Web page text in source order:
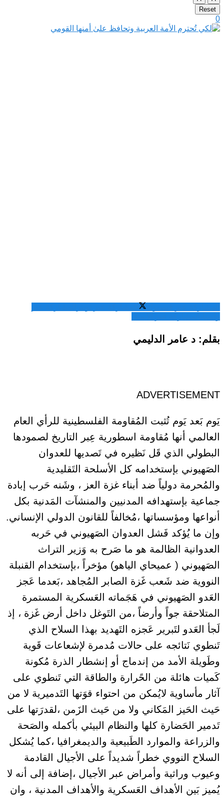
Reset
0
بقلم: د عامر الدليمي
ADVERTISEMENT
يَوم بَعد يَوم تُثبت المُقاومة الفلسطينية للرأي العام
العالمي أنها مُقاومة اسطورية عِبر التاريخ لصمودها
البطولي الذي قَل نَظيره في تَصديها للعدوان
الصَهيوني بإستخدامه كل الأسلحة التَقليدية
والمُحرمة دولياً ضد أبناء غزة العز ، وشَنه حَرب إبادة
جماعية بإستهدافه المدنيين والمنشآت المَدنية بكل
أنواعها ومؤسساتها ،مُخالفاً للقانون الدولي الإنساني.
وإن ما يُؤكد فَشل العدوان الصَهيوني في حَربه
العدوانية الظالمة هو ما صَرح به وَزير التراث
الصَهيوني ( عميحاي الياهو) مؤخراً ،بإستخدام القنبلة
النووية ضد شَعب غَزة الصابر المُجاهد ،بَعدما عَجز
العَدو الصَهيوني في هَجَماته العَسكرية المستمرة
المتلاحقة جواً وأرضاً ،من التَوغل داخل أرض غَزة ، إذ
لَجأ العَدو لتَبرير عَجزه التَهديد بهذا السلاح الذي
تَنطوي نَتائجه على حالات مُدمرة لإشعاعات قَوية
وطَويلة الأمد من إندماج أو إنشطار الذرة مُكونة
كَميات هائلة من الحًرارة والطاقة التي تَنطوي على
آثار مأساوية لايُمكن من احتواء قوَتها التَدميرية لا من
حَيث الحَيز المَكاني ولا من حَيث الزَمن ،لقدرَتها على
تَدمير الحَضارة كلها والنظام البيئي بأكمله والصَحة
والزراعة والموارد الطَبيعية والديمغرافيا ،كما يُشكل
السلاح النووي خطراً شديداً على الأجيال القادمة
وعيوب وراثية وأمراض عبر الأجيال ،إضافة إلى أنه لا
يُميز بَين الأهداف العَسكرية والأهداف المدنية ، وان